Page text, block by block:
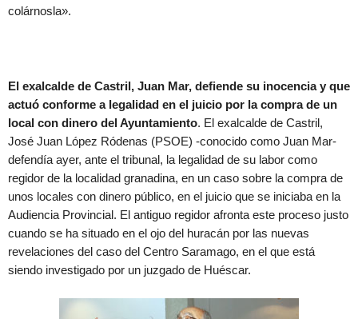
colárnosla».
El exalcalde de Castril, Juan Mar, defiende su inocencia y que
actuó conforme a legalidad en el juicio por la compra de un
local con dinero del Ayuntamiento. El exalcalde de Castril,
José Juan López Ródenas (PSOE) -conocido como Juan Mar-
defendía ayer, ante el tribunal, la legalidad de su labor como
regidor de la localidad granadina, en un caso sobre la compra de
unos locales con dinero público, en el juicio que se iniciaba en la
Audiencia Provincial. El antiguo regidor afronta este proceso justo
cuando se ha situado en el ojo del huracán por las nuevas
revelaciones del caso del Centro Saramago, en el que está
siendo investigado por un juzgado de Huéscar.